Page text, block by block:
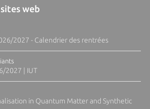
web
2027 - Calendrier des rentrées
2027 | IUT
in Quantum Matter and Synthetic